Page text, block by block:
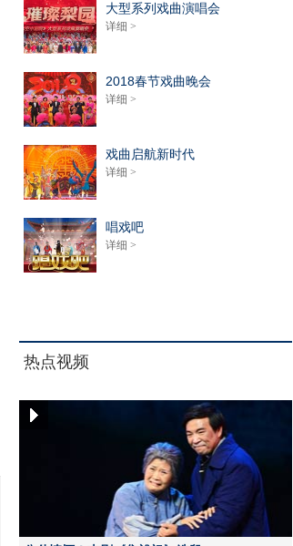
大型系列戏曲演唱会
详细 >
2018春节戏曲晚会
详细 >
戏曲启航新时代
详细 >
唱戏吧
详细 >
热点视频